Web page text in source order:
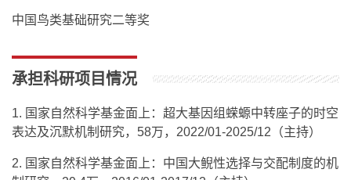
中国鸟类基础研究二等奖
承担科研项目情况
1. 国家自然科学基金面上：超大基因组蝾螈中转座子的时空
表达及沉默机制研究，58万，2022/01-2025/12（主持）
2. 国家自然科学基金面上：中国大鲵性选择与交配制度的机
制研究，29.4万，2016/01-2017/12（主持）